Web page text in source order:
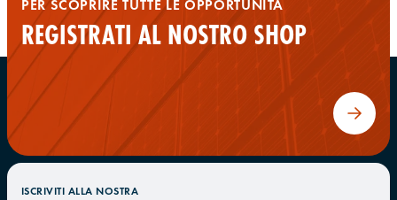
PER SCOPRIRE TUTTE LE OPPORTUNITÀ
REGISTRATI AL NOSTRO SHOP
ISCRIVITI ALLA NOSTRA